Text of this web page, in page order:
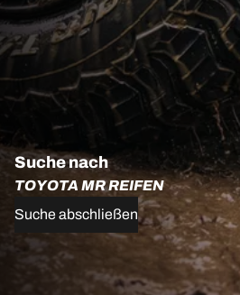
Suche nach
TOYOTA MR REIFEN
Suche abschließen